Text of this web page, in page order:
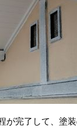
完了して、塗装